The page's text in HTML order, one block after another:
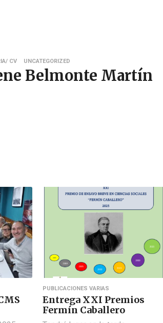
CV UNCATEGORIZED
Belmonte Martín
PUBLICACIONES VARIAS
Entrega XXI Premios
Fermín Caballero